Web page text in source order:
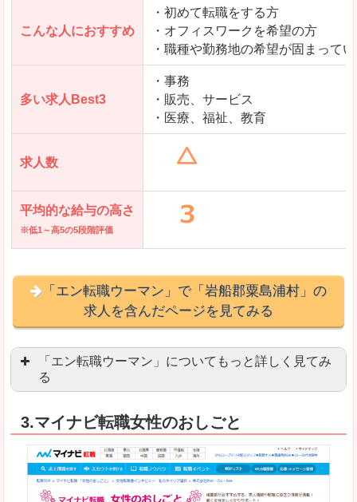
「とらばーゆ」で「岩船郡粟島浦村」の
求人を含んだページを見てみる
こんな人におすすめ
・初めて転職をする方
・オフィスワークを希望の方
・職種や勤務地の希望が固まって
多い求人Best3
・事務
・販売、サービス
・医療、福祉、教育
求人数
平均的な給与の高さ
※低1～高5の5段階評価
「エン転職ウーマン」で「岩船郡粟島浦村」の
求人を含んだページを見てみる
「エン転職ウーマン」についてもっと詳しく見てみ
る
良いところ
職種や勤務地など、すでに次のお仕事がイメージ
転職Q＆Aやノウハウが豊富なうえ、面接サポー
3.マイナビ転職女性のおしごと